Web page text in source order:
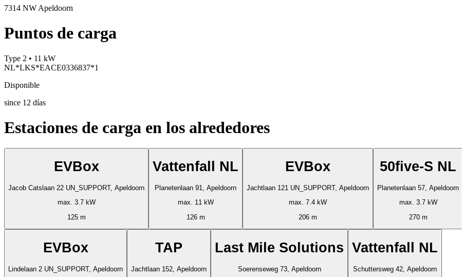
7314 NW Apeldoorn
Puntos de carga
Type 2 • 11 kW
NL*LKS*EACE0336837*1
Disponible
since 12 días
Estaciones de carga en los alrededores
EVBox
Jacob Catslaan 22 UN_SUPPORT, Apeldoorn
max. 3.7 kW
125 m
Vattenfall NL
Planetenlaan 91, Apeldoorn
max. 11 kW
126 m
EVBox
Jachtlaan 121 UN_SUPPORT, Apeldoorn
max. 7.4 kW
206 m
50five-S NL
Planetenlaan 57, Apeldoorn
max. 3.7 kW
270 m
EVBox
Lindelaan 2 UN_SUPPORT, Apeldoorn
TAP
Jachtlaan 152, Apeldoorn
Last Mile Solutions
Soerenseweg 73, Apeldoorn
Vattenfall NL
Schuttersweg 42, Apeldoorn